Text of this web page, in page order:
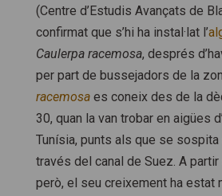
(Centre d’Estudis Avançats de
confirmat que s’hi ha instal·lat l’
Caulerpa racemosa, després
per part de bussejadors de la
racemosaes coneix des de la
30, quan la van trobar en aigües
Tunísia, punts als que se sospita
través del canal de Suez. A
però, el seu creixement ha estat